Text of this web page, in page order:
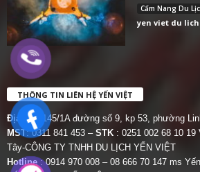
Cẩm Nang Du
yen viet du lich
THÔNG TIN LIÊN HỆ YẾN VIỆT
Địa chỉ:
145/1A đường số 9, kp 53, phường
MST: 0311 841 453 – STK : 0251 002 68 10
Tây-CÔNG TY TNHH DU LỊCH YẾN VIỆT
Hotline : 0914 970 008 – 08 666 70 147 ms Yến